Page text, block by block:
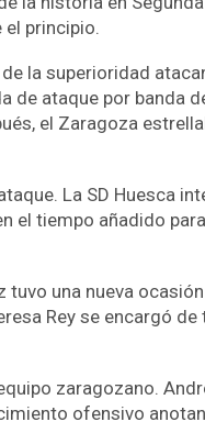
principio.
la superioridad
de ataque por banda
el Zaragoza
La SD Huesca
el tiempo añadido para
una nueva
Rey se encargó
zaragozano.
ofensivo